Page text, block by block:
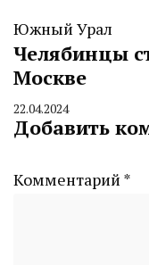
Южный Урал
Челябинцы
Москве
By
CHELINDUSTRY
22.04.2024
Добавить
Комментарий *